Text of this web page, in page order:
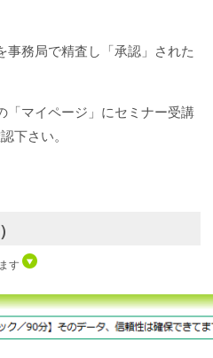
事務局で精査し「承認」された
「マイページ」にセミナー受講
下さい。
す